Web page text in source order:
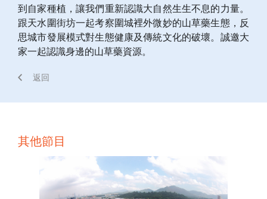
到自家種植，讓我們重新認識大自然生生不息的力量。
跟天水圍街坊一起考察圍城裡外微妙的山草藥生態，反
思城市發展模式對生態健康及傳統文化的破壞。誠邀大
家一起認識身邊的山草藥資源。
返回
其他節目